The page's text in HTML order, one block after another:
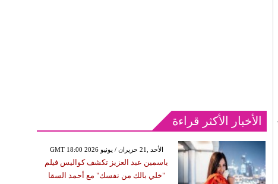
الأخبار الأكثر قراءة
GMT 18:00 2026 الأحد ,21 حزيران / يونيو
ياسمين عبد العزيز تكشف كواليس فيلم
"خلي بالك من نفسك" مع أحمد السقا